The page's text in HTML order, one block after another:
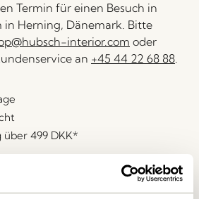
Termin für einen Besuch in
in Herning, Dänemark. Bitte
interior.com oder
an +45 44 22 68 88.
über 499 DKK*